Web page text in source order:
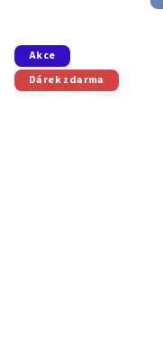
Akce
Dárek zdarma